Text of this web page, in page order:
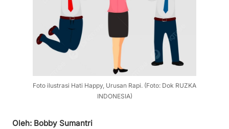
Foto ilustrasi Hati Happy, Urusan Rapi. (Foto: Dok RUZKA
INDONESIA)
Oleh: Bobby Sumantri